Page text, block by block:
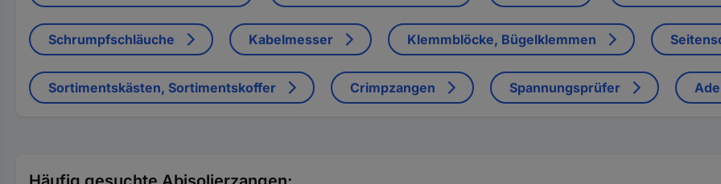
Schrumpfschläuche Kabelmesser Klemmblöcke, Bügelklemmen
Sortimentskästen, Sortimentskoffer Crimpzangen Spannungsprüfer